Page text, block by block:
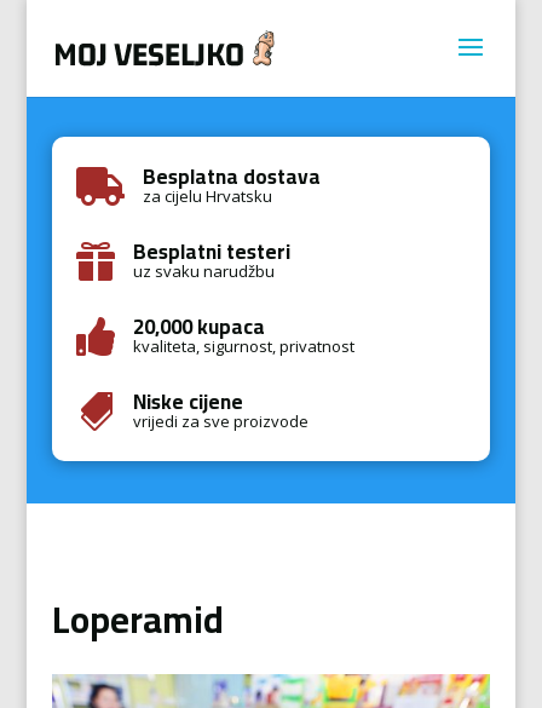
 Besplatna dostava
za cijelu Hrvatsku
 Besplatni testeri
uz svaku narudžbu
 20,000 kupaca
kvaliteta, sigurnost, privatnost
 Niske cijene
vrijedi za sve proizvode
Loperamid